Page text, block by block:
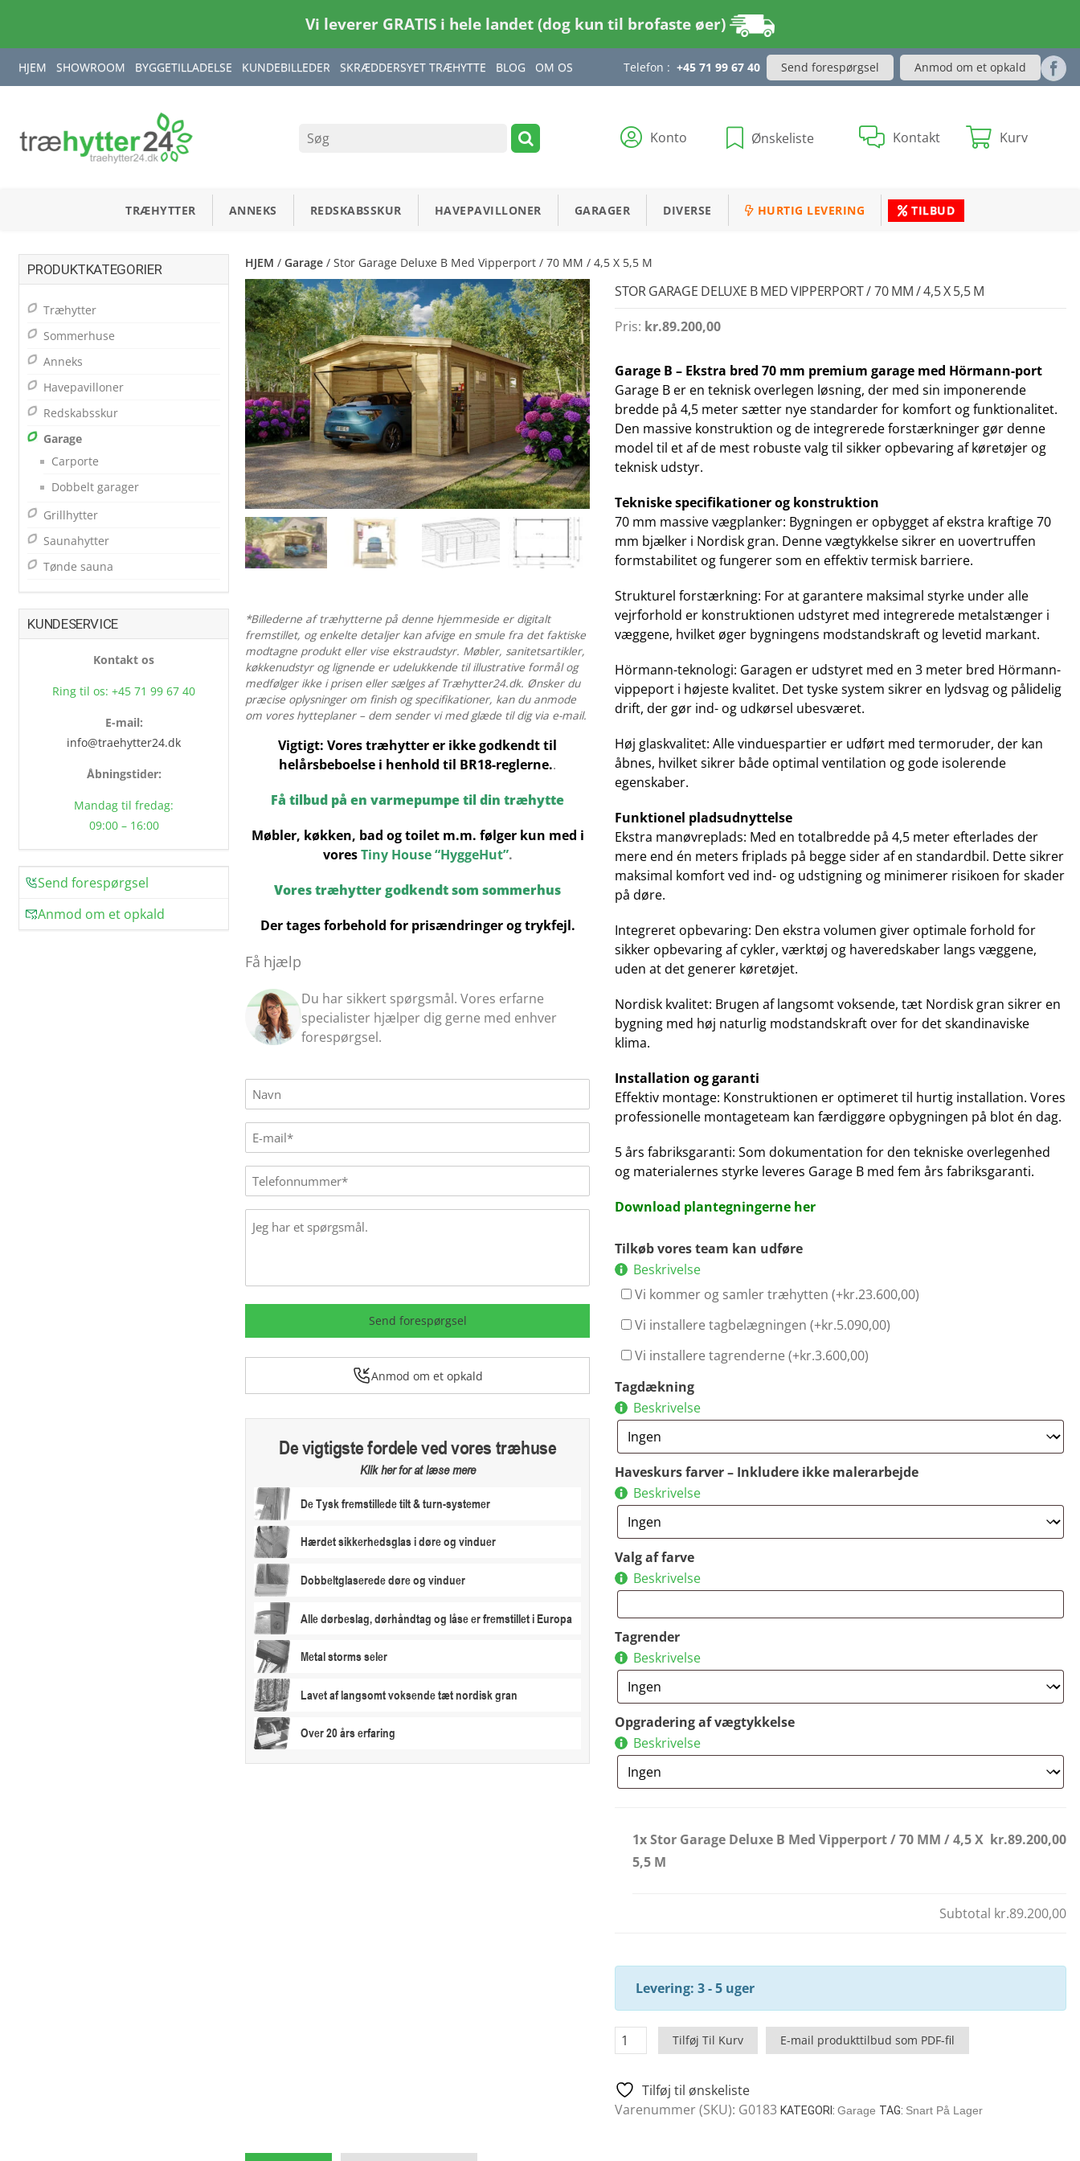
Vi leverer GRATIS i hele landet (dog kun til brofaste øer)
HJEM SHOWROOM BYGGETILLADELSE KUNDEBILLEDER SKRÆDDERSYET TRÆHYTTE BLOG OM OS Telefon : +45 71 99 67 40 Send forespørgsel Anmod om et opkald
Konto Ønskeliste Kontakt Kurv
TRÆHYTTER ANNEKS REDSKABSSKUR HAVEPAVILLONER GARAGER DIVERSE HURTIG LEVERING TILBUD
HJEM /Garage / Stor Garage Deluxe B Med Vipperport / 70 MM / 4,5 X 5,5 M
*Billederne af træhytterne på denne hjemmeside er digitalt
fremstillet, og enkelte detaljer kan afvige en smule fra det faktiske
modtagne produkt eller vise ekstraudstyr. Møbler, sanitetsartikler,
køkkenudstyr og lignende er udelukkende til illustrative formål og
medfølger ikke i prisen eller sælges af Træhytter24.dk. Ønsker du
præcise oplysninger om finish og specifikationer, kan du anmode
om vores hytteplaner – dem sender vi med glæde til dig via e-mail.
Vigtigt: Vores træhytter er ikke godkendt til
helårsbeboelse i henhold til BR18-reglerne..
Få tilbud på en varmepumpe til din træhytte
Møbler, køkken, bad og toilet m.m. følger kun med i
voresTiny House “HyggeHut”.
Vores træhytter godkendt som sommerhus
Der tages forbehold for prisændringer og trykfejl.
Få hjælp
Du har sikkert spørgsmål. Vores erfarne
specialister hjælper dig gerne med enhver
forespørgsel.
Name
E-
mail(Påkrævet)
Phone
Message
Send forespørgsel
Anmod om et opkald
De vigtigste fordele ved vores træhuse
Klik her for at læse mere
De Tysk fremstillede tilt & turn-systemer
Hærdet sikkerhedsglas i døre og vinduer
Dobbeltglaserede døre og vinduer
Alle dørbeslag, dørhåndtag og låse er fremstillet i Europa
Metal storms seler
Lavet af langsomt voksende tæt nordisk gran
Over 20 års erfaring
STOR GARAGE DELUXE B MED VIPPERPORT / 70 MM / 4,5 X 5,5 M
Pris: kr.89.200,00
Garage B – Ekstra bred 70 mm premium garage med Hörmann-port
Garage B er en teknisk overlegen løsning, der med sin imponerende
bredde på 4,5 meter sætter nye standarder for komfort og funktionalitet.
Den massive konstruktion og de integrerede forstærkninger gør denne
model til et af de mest robuste valg til sikker opbevaring af køretøjer og
teknisk udstyr.
Tekniske specifikationer og konstruktion
70 mm massive vægplanker: Bygningen er opbygget af ekstra kraftige 70
mm bjælker i Nordisk gran. Denne vægtykkelse sikrer en uovertruffen
formstabilitet og fungerer som en effektiv termisk barriere.
Strukturel forstærkning: For at garantere maksimal styrke under alle
vejrforhold er konstruktionen udstyret med integrerede metalstænger i
væggene, hvilket øger bygningens modstandskraft og levetid markant.
Hörmann-teknologi: Garagen er udstyret med en 3 meter bred Hörmann-
vippeport i højeste kvalitet. Det tyske system sikrer en lydsvag og pålidelig
drift, der gør ind- og udkørsel ubesværet.
Høj glaskvalitet: Alle vinduespartier er udført med termoruder, der kan
åbnes, hvilket sikrer både optimal ventilation og gode isolerende
egenskaber.
Funktionel pladsudnyttelse
Ekstra manøvreplads: Med en totalbredde på 4,5 meter efterlades der
mere end én meters friplads på begge sider af en standardbil. Dette sikrer
maksimal komfort ved ind- og udstigning og minimerer risikoen for skader
på døre.
Integreret opbevaring: Den ekstra volumen giver optimale forhold for
sikker opbevaring af cykler, værktøj og haveredskaber langs væggene,
uden at det generer køretøjet.
Nordisk kvalitet: Brugen af langsomt voksende, tæt Nordisk gran sikrer en
bygning med høj naturlig modstandskraft over for det skandinaviske
klima.
Installation og garanti
Effektiv montage: Konstruktionen er optimeret til hurtig installation. Vores
professionelle montageteam kan færdiggøre opbygningen på blot én dag.
5 års fabriksgaranti: Som dokumentation for den tekniske overlegenhed
og materialernes styrke leveres Garage B med fem års fabriksgaranti.
Download plantegningerne her
Tilkøb vores team kan udføre
Beskrivelse
Vi kommer og samler træhytten (+kr.23.600,00)
Vi installere tagbelægningen (+kr.5.090,00)
Vi installere tagrenderne (+kr.3.600,00)
Tagdækning
Beskrivelse
Haveskurs farver – Inkludere ikke malerarbejde
Beskrivelse
Valg af farve
Beskrivelse
Tagrender
Beskrivelse
Opgradering af vægtykkelse
Beskrivelse
1x Stor Garage Deluxe B Med Vipperport / 70 MM / 4,5 X
5,5 M
kr.89.200,00
Subtotal kr.89.200,00
Levering: 3 - 5 uger
Stor
Garage
B
Med
Tilføj Til Kurv E-mail produkttilbud som PDF-fil
Tilføj til ønskeliste
Varenummer (SKU): G0183 KATEGORI:Garage TAG: Snart På Lager
PRODUKTKATEGORIER
Træhytter
Sommerhuse
Anneks
Havepavilloner
Redskabsskur
Garage
Carporte
Dobbelt garager
Grillhytter
Saunahytter
Tønde sauna
KUNDESERVICE
Kontakt os
Ring til os: +45 71 99 67 40
E-mail:
info@traehytter24.dk
Åbningstider:
Mandag til fredag:
09:00 – 16:00
Send forespørgsel
Anmod om et opkald